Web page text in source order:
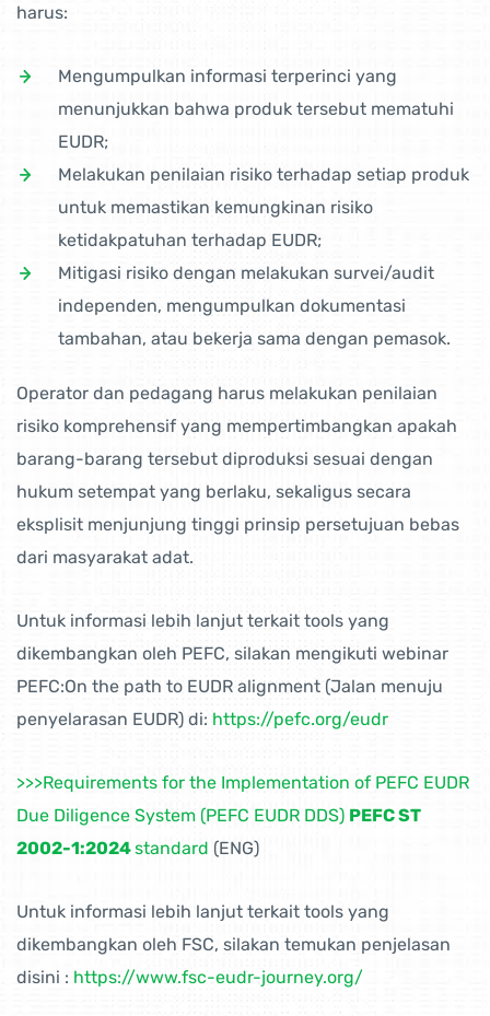
harus:
Mengumpulkan informasi terperinci yang
menunjukkan bahwa produk tersebut mematuhi
EUDR;
Melakukan penilaian risiko terhadap setiap produk
untuk memastikan kemungkinan risiko
ketidakpatuhan terhadap EUDR;
Mitigasi risiko dengan melakukan survei/audit
independen, mengumpulkan dokumentasi
tambahan, atau bekerja sama dengan pemasok.
Operator dan pedagang harus melakukan penilaian
risiko komprehensif yang mempertimbangkan apakah
barang-barang tersebut diproduksi sesuai dengan
hukum setempat yang berlaku, sekaligus secara
eksplisit menjunjung tinggi prinsip persetujuan bebas
dari masyarakat adat.
Untuk informasi lebih lanjut terkait tools yang
dikembangkan oleh PEFC, silakan mengikuti webinar
PEFC:On the path to EUDR alignment (Jalan menuju
penyelarasan EUDR) di: https://pefc.org/eudr
>>>Requirements for the Implementation of PEFC EUDR
Due Diligence System (PEFC EUDR DDS) PEFC ST
2002-1:2024standard (ENG)
Untuk informasi lebih lanjut terkait tools yang
dikembangkan oleh FSC, silakan temukan penjelasan
disini : https://www.fsc-eudr-journey.org/